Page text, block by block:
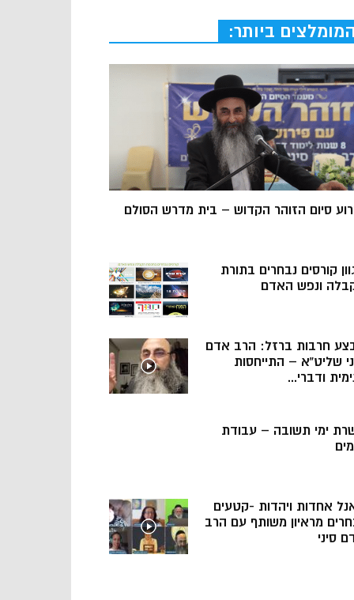
המומלצים ביותר:
סיום הזוהר הקדוש – בית מדרש הסולם
קורסים נבחרים בתורת
ונפש האדם
חרבות ברזל: הרב אדם
שליט”א – התייחסות
ודברי...
ימי תשובה – עבודת
אחדות ויהדות -קטעים
מראיון משותף עם הרב
סיני